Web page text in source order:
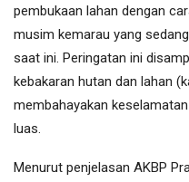
pembukaan lahan dengan
musim kemarau yang
saat ini. Peringatan ini
kebakaran hutan dan lahan
membahayakan
luas.
Menurut penjelasan AKBP